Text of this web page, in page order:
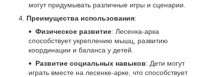
могут придумывать различные игры и сценарии.
Преимущества использования:
Физическое развитие: Лесенка-арка
способствует укреплению мышц, развитию
координации и баланса у детей.
Развитие социальных навыков: Дети могут
играть вместе на лесенке-арке, что способствует